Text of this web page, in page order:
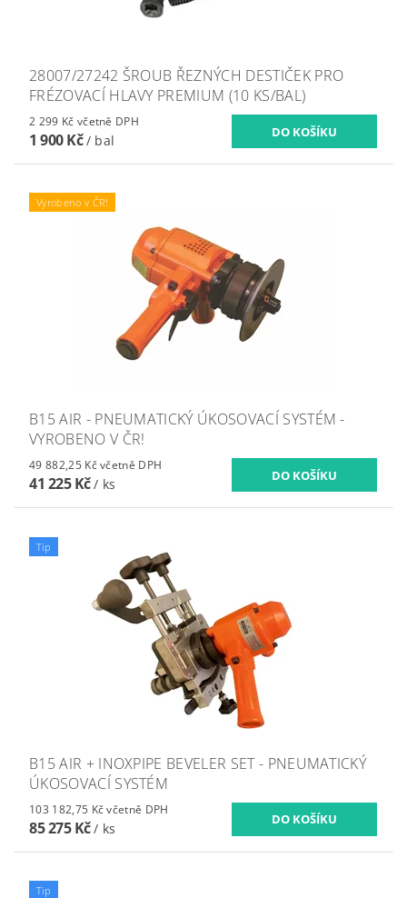
28007/27242 ŠROUB ŘEZNÝCH DESTIČEK PRO
FRÉZOVACÍ HLAVY PREMIUM (10 KS/BAL)
2 299 Kč včetně DPH
1 900 Kč/ bal
Vyrobeno v ČR!
B15 AIR - PNEUMATICKÝ ÚKOSOVACÍ SYSTÉM -
VYROBENO V ČR!
49 882,25 Kč včetně DPH
41 225 Kč/ ks
Tip
B15 AIR + INOXPIPE BEVELER SET - PNEUMATICKÝ
ÚKOSOVACÍ SYSTÉM
103 182,75 Kč včetně DPH
85 275 Kč/ ks
Tip